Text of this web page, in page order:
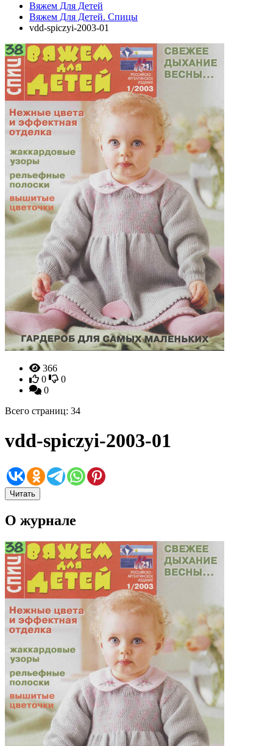
Вяжем Для Детей
Вяжем Для Детей. Спицы
vdd-spiczyi-2003-01
366
0
0
0
Всего страниц: 34
vdd-spiczyi-2003-01
Читать
О журнале